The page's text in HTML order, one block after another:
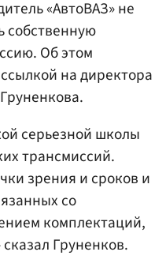
«АвтоВАЗ» не
собственную
Об этом
на директора
серьезной школы
трансмиссий.
зрения и сроков и
со
комплектаций,
Груненков.